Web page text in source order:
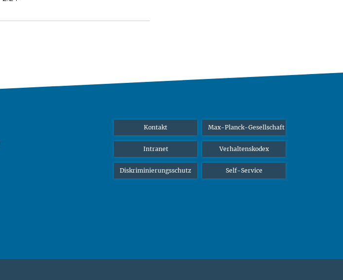
Kontakt Max-Planck-Gesellschaft
Intranet Verhaltenskodex
Diskriminierungsschutz Self-Service